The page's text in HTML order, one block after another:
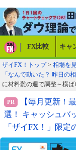
FX比較 キャ
ザイFX！トップ> 相場を
「なんで動いた？ 昨日の相
に材料難の週で調整～横ば
【毎月更新！
選！ キャッシュバ
「ザイFX！」限